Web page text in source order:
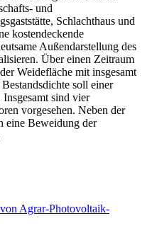
und
Schlachthaus und
kostendeckende
Außendarstellung des
Über einen Zeitraum
Weidefläche mit insgesamt
soll einer
sind vier
vorgesehen. Neben der
eine Beweidung der
Agrar-Photovoltaik-